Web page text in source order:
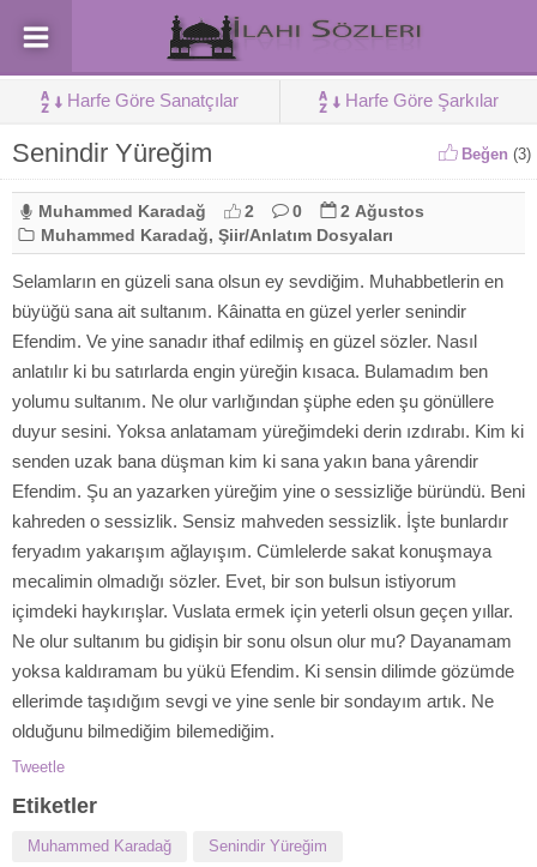
Harfe Göre Sanatçılar Harfe Göre Şarkılar
Senindir Yüreğim Beğen (3)
Muhammed Karadağ 2 0
2 Ağustos
Muhammed Karadağ, Şiir/Anlatım Dosyaları
Selamların en güzeli sana olsun ey sevdiğim. Muhabbetlerin en
büyüğü sana ait sultanım. Kâinatta en güzel yerler senindir
Efendim. Ve yine sanadır ithaf edilmiş en güzel sözler. Nasıl
anlatılır ki bu satırlarda engin yüreğin kısaca. Bulamadım ben
yolumu sultanım. Ne olur varlığından şüphe eden şu gönüllere
duyur sesini. Yoksa anlatamam yüreğimdeki derin ızdırabı. Kim ki
senden uzak bana düşman kim ki sana yakın bana yârendir
Efendim. Şu an yazarken yüreğim yine o sessizliğe büründü. Beni
kahreden o sessizlik. Sensiz mahveden sessizlik. İşte bunlardır
feryadım yakarışım ağlayışım. Cümlelerde sakat konuşmaya
mecalimin olmadığı sözler. Evet, bir son bulsun istiyorum
içimdeki haykırışlar. Vuslata ermek için yeterli olsun geçen yıllar.
Ne olur sultanım bu gidişin bir sonu olsun olur mu? Dayanamam
yoksa kaldıramam bu yükü Efendim. Ki sensin dilimde gözümde
ellerimde taşıdığım sevgi ve yine senle bir sondayım artık. Ne
olduğunu bilmediğim bilemediğim.
Tweetle
Etiketler
Muhammed Karadağ Senindir Yüreğim